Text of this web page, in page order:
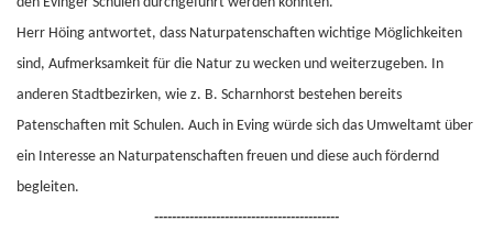
Herr Höing antwortet, dass Naturpatenschaften wichtige Möglichkeiten
sind, Aufmerksamkeit für die Natur zu wecken und weiterzugeben. In
anderen Stadtbezirken, wie z. B. Scharnhorst bestehen bereits
Patenschaften mit Schulen. Auch in Eving würde sich das Umweltamt über
ein Interesse an Naturpatenschaften freuen und diese auch fördernd
begleiten.
------------------------------------------